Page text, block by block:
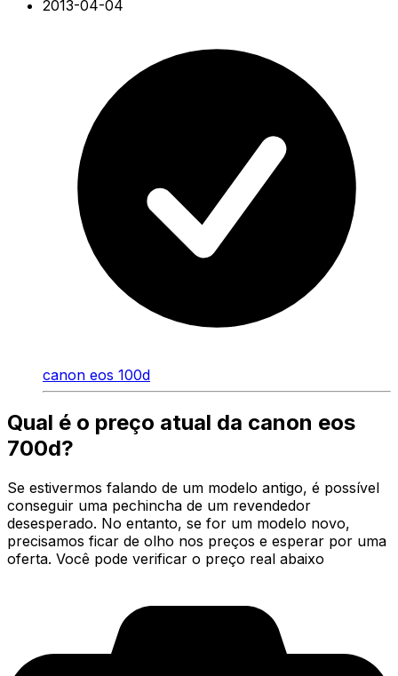
2013-04-04
canon eos 100d
Qual é o preço atual da canon eos
700d?
Se estivermos falando de um modelo antigo, é possível
conseguir uma pechincha de um revendedor
desesperado. No entanto, se for um modelo novo,
precisamos ficar de olho nos preços e esperar por uma
oferta. Você pode verificar o preço real abaixo